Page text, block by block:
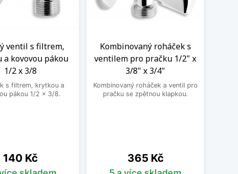
ventil s filtrem,
a kovovou pákou
1/2 x 3/8
s filtrem, krytkou a
pákou 1/2 x 3/8.
Cena
140 Kč
Kombinovaný roháček s
ventilem pro pračku 1/2" x
3/8" x 3/4"
Kombinovaný roháček a ventil pro
pračku se zpětnou klapkou.
Cena
365 Kč